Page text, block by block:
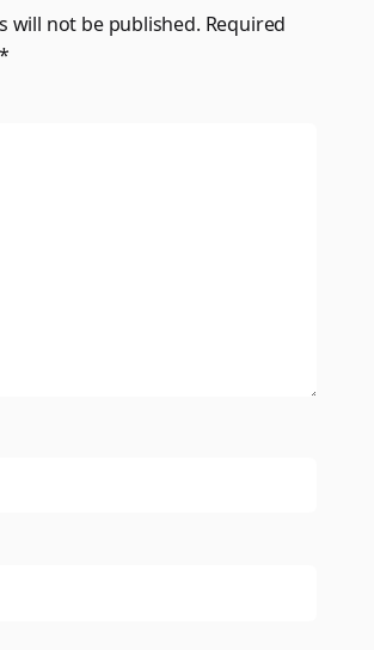
will not be published. Required
*